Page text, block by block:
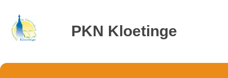
PKN Kloetinge